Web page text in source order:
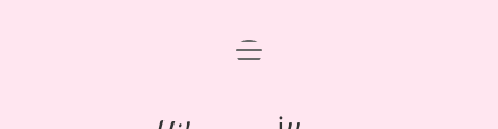
Anasayfa
Gizlilik Politikası
menüyü